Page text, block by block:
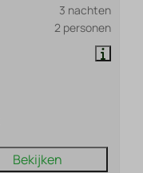
3 nachten
2 personen
Bekijken